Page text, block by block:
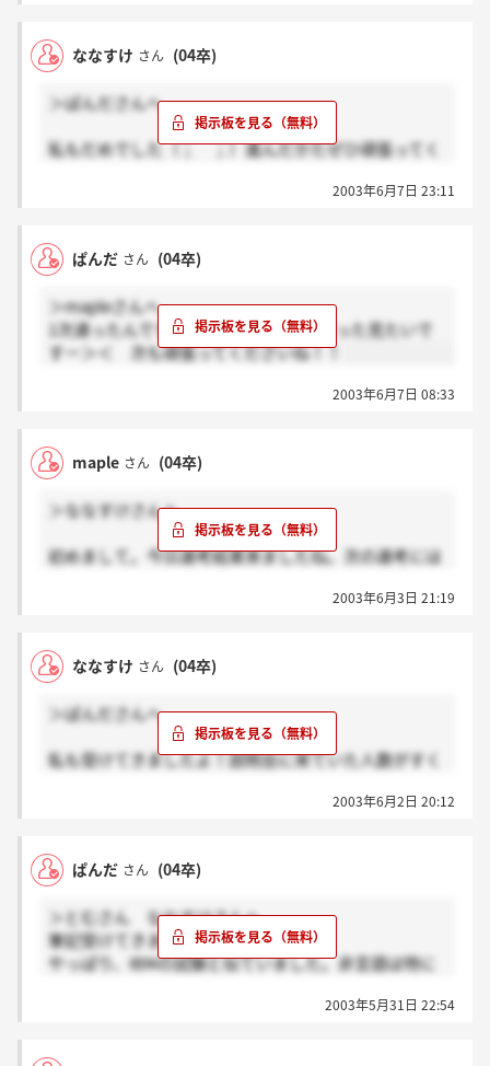
ななすけ さん (04卒)
＞ぱんださんへ
私もだめでした（； ；）進んだかたぜひ頑張ってく
2003年6月7日 23:11
ぱんだ さん (04卒)
＞mapleさんへ
1次通ったんですね！私は、筆記ダメだった見たいで
すー＞＜ 次も頑張ってくださいね！！
2003年6月7日 08:33
maple さん (04卒)
＞ななすけさんへ
初めまして。今日選考結果来ましたね。次の選考には
2003年6月3日 21:19
ななすけ さん (04卒)
＞ぱんださんへ
私も受けてきましたよ！説明会に来ていた人数がすく
ですね☆若干名ですか…厳しいですね。今は祈るのみ
キドキしながらメールチェックしてます(＞ ＜)結果
きたら連絡します。
2003年6月2日 20:12
ぱんだ さん (04卒)
＞とむさん ななすけさんへ
筆記受けてきました！
やっぱり、IBMの試験と似ていました。非言語は特に
なので、やっぱり、非言語の配当が高いらしいです。
採用数、若干名なのでホントに狭き門みたいです。
2003年5月31日 22:54